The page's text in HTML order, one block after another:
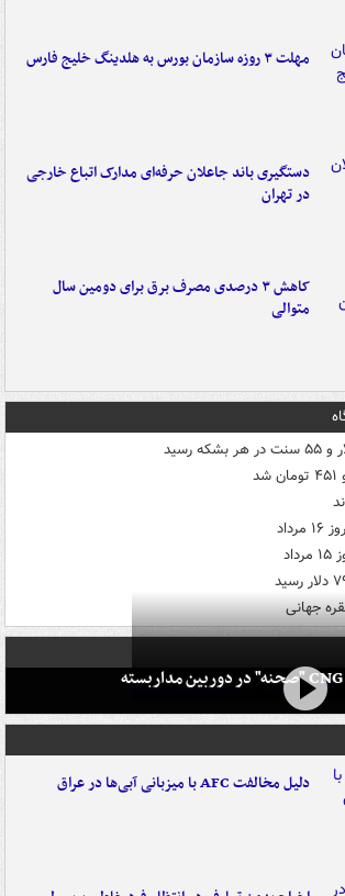
مهلت ۳ روزه سازمان بورس به هلدینگ خلیج فارس
دستگیری باند جاعلان حرفه‌ای مدارک اتباع خارجی
در تهران
کاهش ۳ درصدی مصرف برق برای دومین سال
متوالی
جهانی
دلیل مخالفت AFC با میزبانی آبی‌ها در عراق